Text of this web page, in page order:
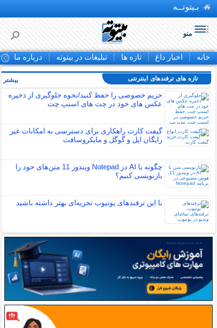
بـیتوتــه
منو
خانه اخبار داغ تازه ها تبلیغات در بیتوته درباره ما
تازه های ترفندهای اینترنتی
حریم خصوصی را حفظ کنید/نحوه جلوگیری از ذخیره
عکس های خود در چت های اسنپ چت
گیفت کارت راهکاری برای دسترسی به امکانات غیر
رایگان اپل و گوگل و مایکروسافت
چگونه با AI در Notepad ویندوز 11 متن‌های خود را
بازنویسی کنیم؟
با این ترفندهای یوتیوب تجربه‌ای بهتر داشته باشید
بیشتر